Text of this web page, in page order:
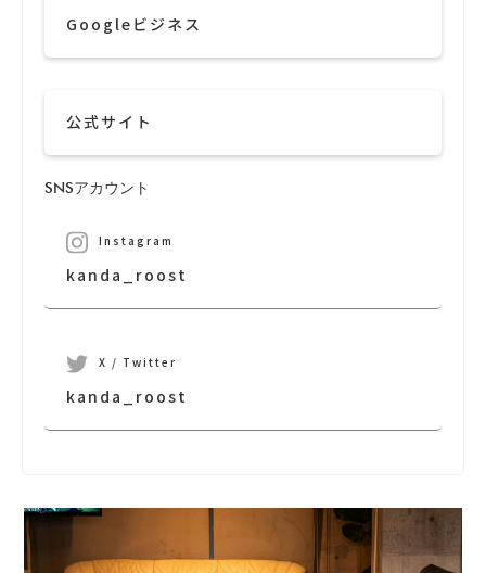
Googleビジネス
公式サイト
SNSアカウント
Instagram
kanda_roost
X / Twitter
kanda_roost